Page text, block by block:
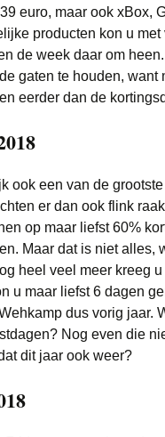
euro, maar ook xBox,
producten kon u
de week daar om
gaten te houden, want
eerder dan de
ook een van de
er dan ook flink
op maar liefst 60%
Maar dat is niet alles,
heel veel meer kreeg
u maar liefst 6 dagen
dus vorig jaar.
Nog even die
dit jaar ook weer?